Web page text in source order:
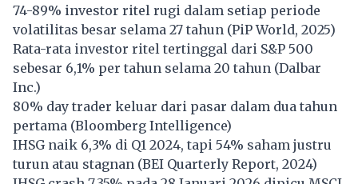
74-89% investor ritel rugi dalam setiap periode
volatilitas besar selama 27 tahun (PiP World, 2025)
Rata-rata investor ritel tertinggal dari S&P 500
sebesar 6,1% per tahun selama 20 tahun (Dalbar
Inc.)
80% day trader keluar dari pasar dalam dua tahun
pertama (Bloomberg Intelligence)
IHSG naik 6,3% di Q1 2024, tapi 54% saham justru
turun atau stagnan (BEI Quarterly Report, 2024)